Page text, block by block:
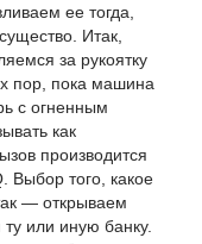
ее тогда,
Итак,
за рукоятку
пор, пока машина
с огненным
как
производится
Выбор того, какое
— открываем
или иную банку.